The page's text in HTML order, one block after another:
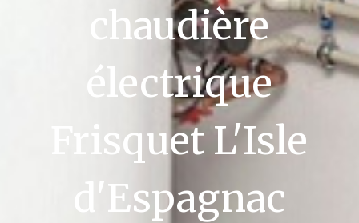
chaudière
électrique
Frisquet L'Isle
d'Espagnac